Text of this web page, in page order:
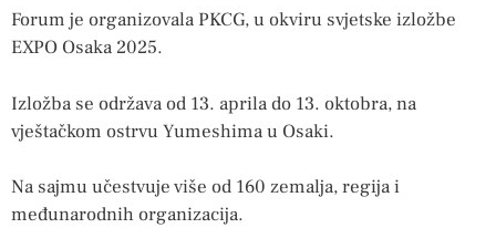
Forum je organizovala PKCG, u okviru svjetske izložbe
EXPO Osaka 2025.
Izložba se održava od 13. aprila do 13. oktobra, na
vještačkom ostrvu Yumeshima u Osaki.
Na sajmu učestvuje više od 160 zemalja, regija i
međunarodnih organizacija.